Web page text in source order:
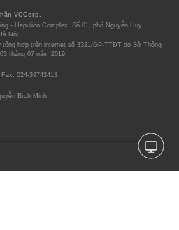
VCCorp.
- Hapulico Complex, Số 01, phố Nguyễn Huy
Nội
hợp trên internet số 3321/GP-TTĐT do Sở Thông
tháng 07 năm 2019.
024-39743413
Bích Minh